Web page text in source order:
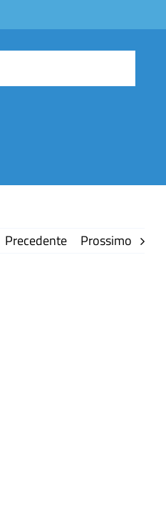
Precedente Prossimo